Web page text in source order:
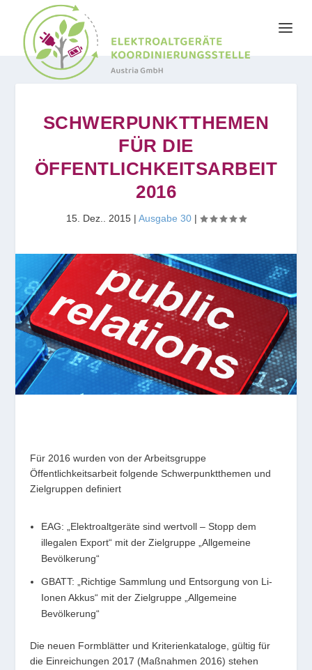
SCHWERPUNKTTHEMEN
FÜR DIE
ÖFFENTLICHKEITSARBEIT
2016
15. Dez.. 2015 | Ausgabe 30 |
Für 2016 wurden von der Arbeitsgruppe
Öffentlichkeitsarbeit folgende Schwerpunktthemen und
Zielgruppen definiert
EAG: „Elektroaltgeräte sind wertvoll – Stopp dem
illegalen Export“ mit der Zielgruppe „Allgemeine
Bevölkerung“
GBATT: „Richtige Sammlung und Entsorgung von Li-
Ionen Akkus“ mit der Zielgruppe „Allgemeine
Bevölkerung“
Die neuen Formblätter und Kriterienkataloge, gültig für
die Einreichungen 2017 (Maßnahmen 2016) stehen